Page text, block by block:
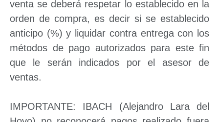
venta se deberá respetar lo establecido en la
orden de compra, es decir si se establecido
anticipo (%) y liquidar contra entrega con los
métodos de pago autorizados para este fin
que le serán indicados por el asesor de
ventas.
IMPORTANTE: IBACH (Alejandro Lara del